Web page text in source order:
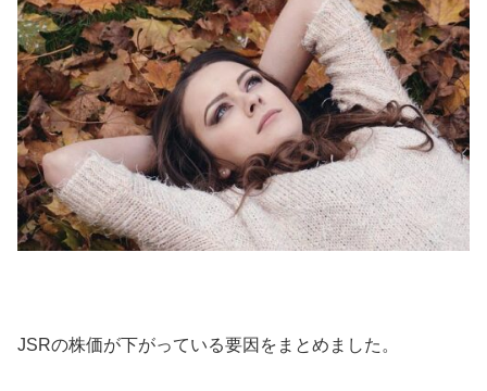
JSRの株価が下がっている要因をまとめました。